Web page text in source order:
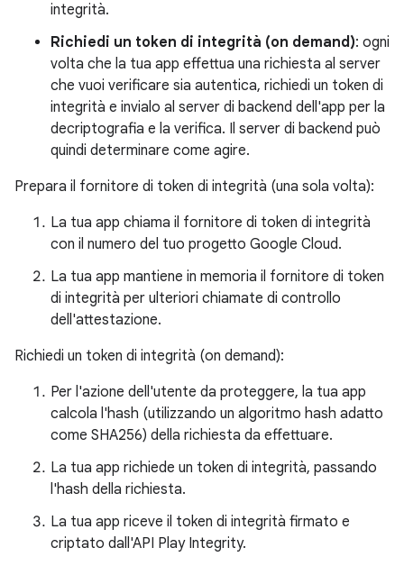
integrità.
Richiedi un token di integrità (on demand): ogni
volta che la tua app effettua una richiesta al server
che vuoi verificare sia autentica, richiedi un token di
integrità e invialo al server di backend dell'app per la
decriptografia e la verifica. Il server di backend può
quindi determinare come agire.
Prepara il fornitore di token di integrità (una sola volta):
La tua app chiama il fornitore di token di integrità
con il numero del tuo progetto Google Cloud.
La tua app mantiene in memoria il fornitore di token
di integrità per ulteriori chiamate di controllo
dell'attestazione.
Richiedi un token di integrità (on demand):
Per l'azione dell'utente da proteggere, la tua app
calcola l'hash (utilizzando un algoritmo hash adatto
come SHA256) della richiesta da effettuare.
La tua app richiede un token di integrità, passando
l'hash della richiesta.
La tua app riceve il token di integrità firmato e
criptato dall'API Play Integrity.